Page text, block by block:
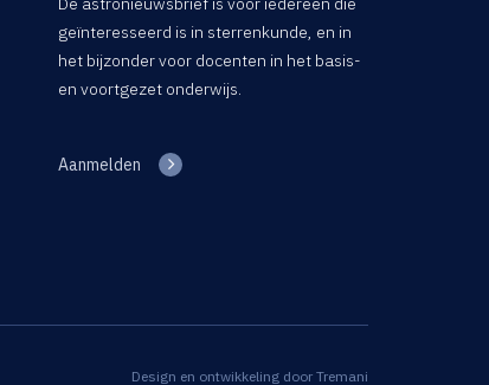
geïnteresseerd is in sterrenkunde, en in
het bijzonder voor docenten in het basis-
en voortgezet onderwijs.
Aanmelden
Design en ontwikkeling door Tremani